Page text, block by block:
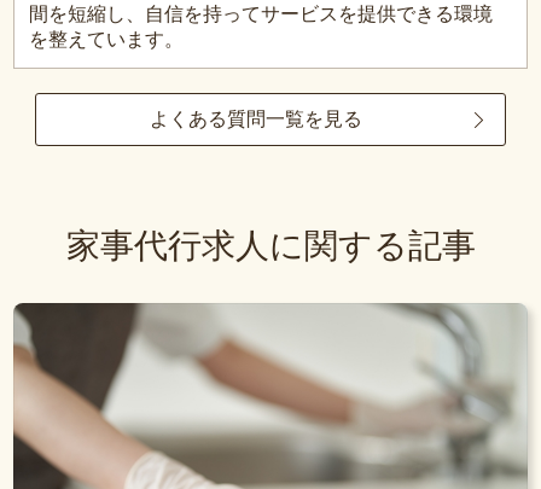
間を短縮し、自信を持ってサービスを提供できる環境
を整えています。
よくある質問一覧を見る
家事代行求人に関する記事